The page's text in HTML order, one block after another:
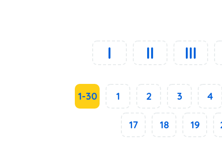
I II III
1-30 1 2 3 4
17 18 19